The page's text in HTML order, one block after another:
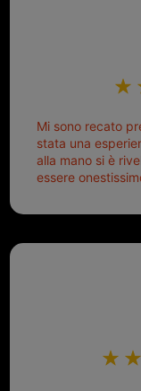
Mi sono recato
stata una
alla mano si è
essere